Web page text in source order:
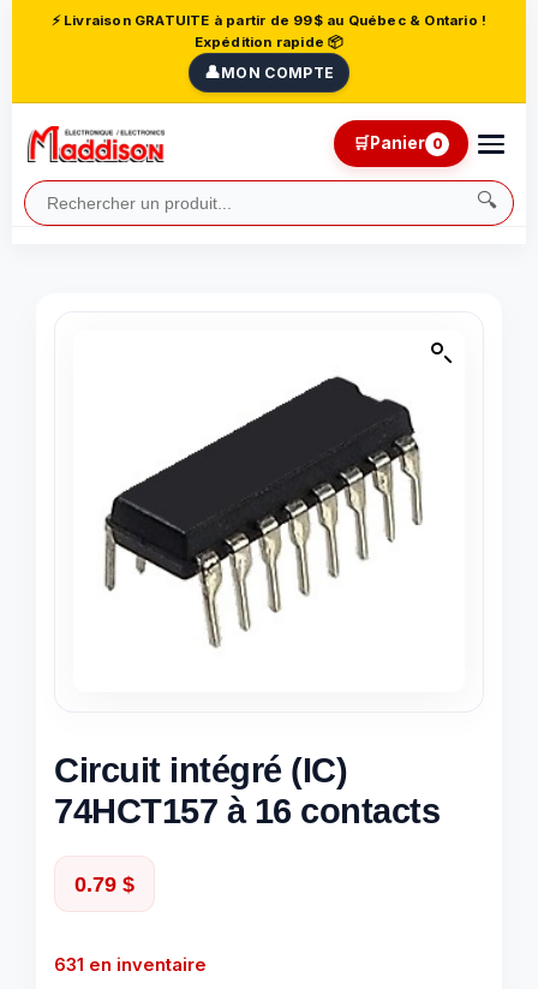
⚡ Livraison GRATUITE à partir de 99$ au Québec & Ontario !
Expédition rapide 📦
👤MON COMPTE
🔍
🛒Panier 0
Circuit intégré (IC)
74HCT157 à 16 contacts
0.79 $
631 en inventaire